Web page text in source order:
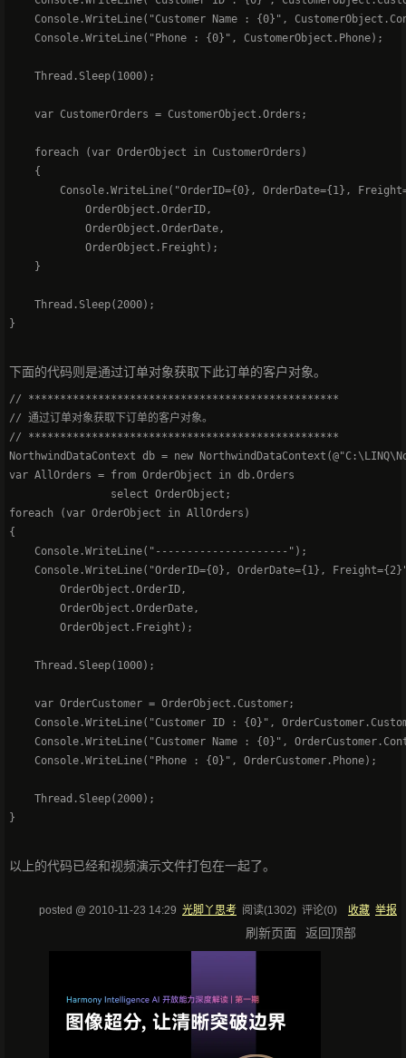
Console.WriteLine("Customer Name : {0}",
    Console.WriteLine("Phone : {0}", CustomerObject.Phone);
    Thread.Sleep(1000);
    var CustomerOrders = CustomerObject.Orders;
    foreach (var OrderObject in CustomerOrders)
    {
Console.WriteLine("OrderID={0}, OrderDate={1},
            OrderObject.OrderID,
            OrderObject.OrderDate,
            OrderObject.Freight);
    }
    Thread.Sleep(2000);
下面的代码则是通过订单对象获取下此订单的客户对象。
// *************************************************
// 通过订单对象获取下订单的客户对象。
// *************************************************
NorthwindDataContext db = new
var AllOrders = from OrderObject in db.Orders
                select OrderObject;
foreach (var OrderObject in AllOrders)
{
    Console.WriteLine("---------------------");
Console.WriteLine("OrderID={0}, OrderDate={1},
        OrderObject.OrderID,
        OrderObject.OrderDate,
        OrderObject.Freight);
    Thread.Sleep(1000);
    var OrderCustomer = OrderObject.Customer;
Console.WriteLine("Customer ID : {0}",
Console.WriteLine("Customer Name : {0}",
    Console.WriteLine("Phone : {0}", OrderCustomer.Phone);
    Thread.Sleep(2000);
以上的代码已经和视频演示文件打包在一起了。
posted @ 2010-11-23 14:29 光脚丫思考 阅读(1302) 评论(0) 收藏 举报
刷新页面 返回顶部